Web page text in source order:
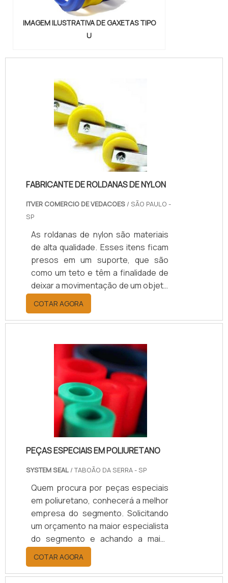
IMAGEM ILUSTRATIVA DE GAXETAS TIPO
U
FABRICANTE DE ROLDANAS DE NYLON
ITVER COMERCIO DE VEDACOES / SÃO PAULO -
SP
As roldanas de nylon são materiais
de alta qualidade. Esses itens ficam
presos em um suporte, que são
como um teto e têm a finalidade de
deixar a movimentação de um objeto
mais fácil para elevá-lo ou ainda
mudar a sua direção. Para que o
material adquirido tenha qualidade é
de roldanas de nylon, já que esse
produto pode ser encontrado nos
mais diversos pontos de vendas,
sendo assim capaz de atender
diversos clientes que buscam por
um material com qualidade e exce.
COTAR AGORA
PEÇAS ESPECIAIS EM POLIURETANO
SYSTEM SEAL / TABOÃO DA SERRA - SP
Quem procura por peças especiais
em poliuretano, conhecerá a melhor
empresa do segmento. Solicitando
um orçamento na maior especialista
do segmento e achando a maior
referência de qualidade da área de
atuação.ALGUNS DETALHES SOBRE
PEÇAS ESPECIAIS EM
COTAR AGORA